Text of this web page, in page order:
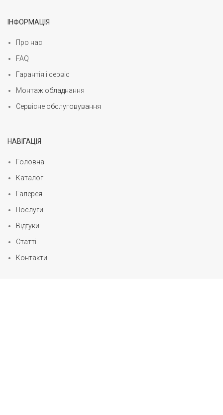
ІНФОРМАЦІЯ
Про нас
FAQ
Гарантія і сервіс
Монтаж обладнання
Сервісне обслуговування
НАВІГАЦІЯ
Головна
Каталог
Галерея
Послуги
Відгуки
Статті
Контакти